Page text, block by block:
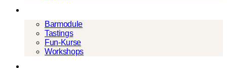
Barmodule
Tastings
Fun-Kurse
Workshops